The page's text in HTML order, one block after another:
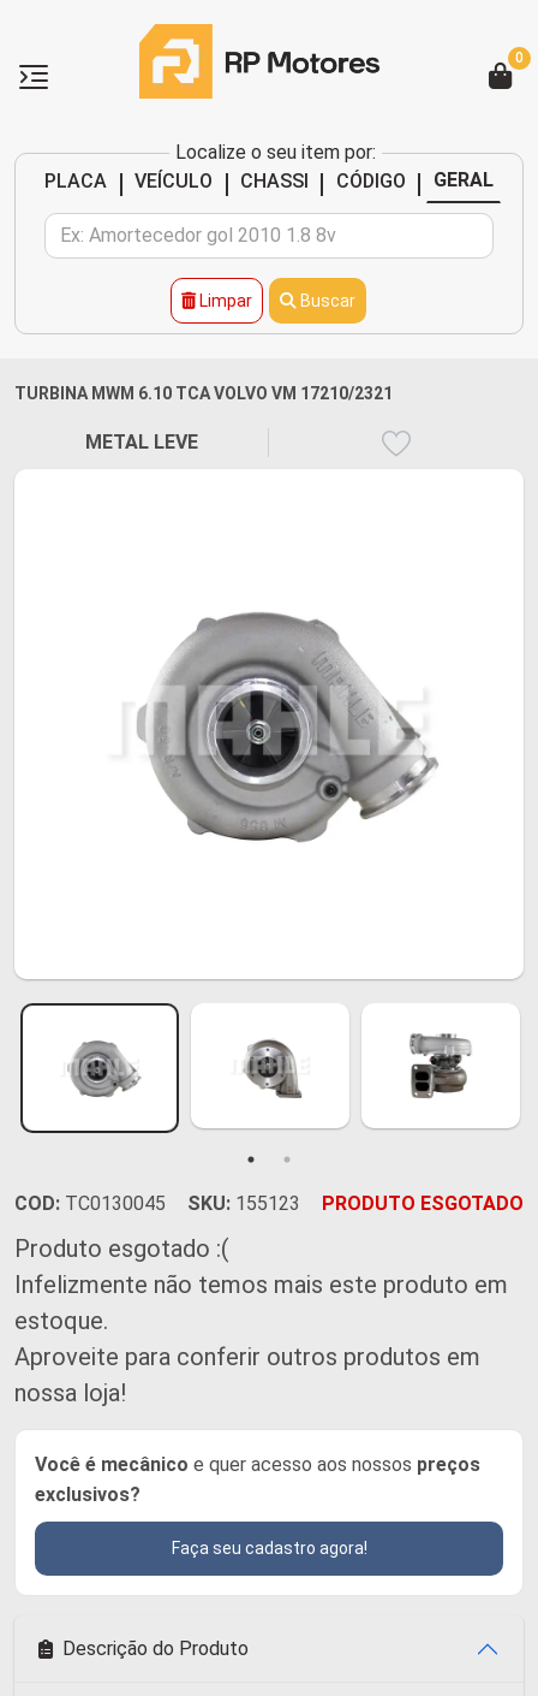
Localize o seu item por:
PLACA
| VEÍCULO | CHASSI | CÓDIGO | GERAL
Limpar Buscar
0
TURBINA MWM 6.10 TCA VOLVO VM 17210/2321
METAL LEVE
COD: TC0130045 SKU: 155123 PRODUTO ESGOTADO
Produto esgotado :(
Infelizmente não temos mais este produto em
estoque.
Aproveite para conferir outros produtos em
nossa loja!
Você é mecânico e quer acesso aos nossos preços
exclusivos?
Faça seu cadastro agora!
Descrição do Produto